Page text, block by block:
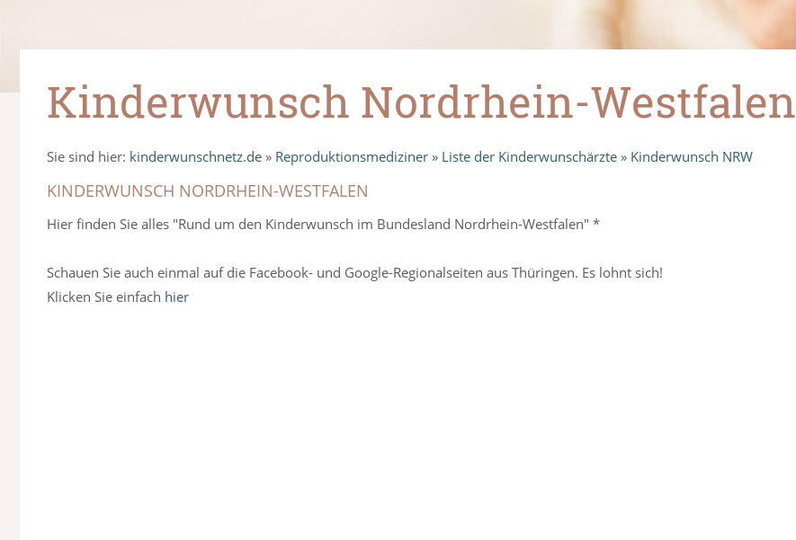
Kinderwunsch Nordrhein-Westfalen
Sie sind hier: kinderwunschnetz.de » Reproduktionsmediziner » Liste der Kinderwunschärzte » Kinderwunsch NRW
KINDERWUNSCH NORDRHEIN-WESTFALEN
Hier finden Sie alles "Rund um den Kinderwunsch im Bundesland Nordrhein-Westfalen" *
Schauen Sie auch einmal auf die Facebook- und Google-Regionalseiten aus Thüringen. Es lohnt sich!
Klicken Sie einfach hier